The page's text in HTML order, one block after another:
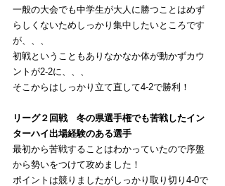
一般の大会でも中学生が大人に勝つことはめず
らしくないためしっかり集中したいところです
が、、、
初戦ということもありなかなか体が動かずカウ
ントが2-2に、、、
そこからはしっかり立て直して4-2で勝利！
リーグ２回戦　冬の県選手権でも苦戦したイン
ターハイ出場経験のある選手
最初から苦戦することはわかっていたので序盤
から勢いをつけて攻めました！
ポイントは競りましたがしっかり取り切り4-0で